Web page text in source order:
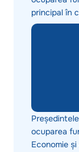
principal în
ocuparea
Economie